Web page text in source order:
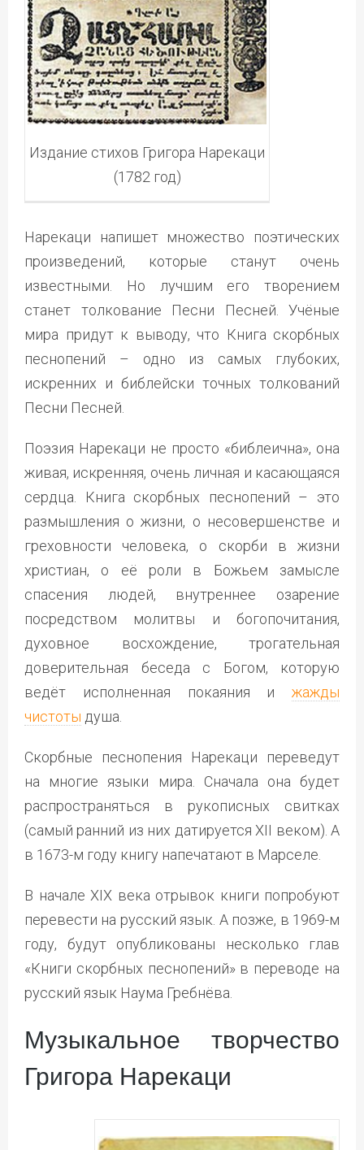
Издание стихов Григора Нарекаци
(1782 год)
Нарекаци напишет множество поэтических
произведений, которые станут очень
известными. Но лучшим его творением
станет толкование Песни Песней. Учёные
мира придут к выводу, что Книга скорбных
песнопений – одно из самых глубоких,
искренних и библейски точных толкований
Песни Песней.
Поэзия Нарекаци не просто «библеична», она
живая, искренняя, очень личная и касающаяся
сердца. Книга скорбных песнопений – это
размышления о жизни, о несовершенстве и
греховности человека, о скорби в жизни
христиан, о её роли в Божьем замысле
спасения людей, внутреннее озарение
посредством молитвы и богопочитания,
духовное восхождение, трогательная
доверительная беседа с Богом, которую
ведёт исполненная покаяния и жажды
чистоты душа.
Скорбные песнопения Нарекаци переведут
на многие языки мира. Сначала она будет
распространяться в рукописных свитках
(самый ранний из них датируется XII веком). А
в 1673-м году книгу напечатают в Марселе.
В начале XIX века отрывок книги попробуют
перевести на русский язык. А позже, в 1969-м
году, будут опубликованы несколько глав
«Книги скорбных песнопений» в переводе на
русский язык Наума Гребнёва.
Музыкальное творчество
Григора Нарекаци